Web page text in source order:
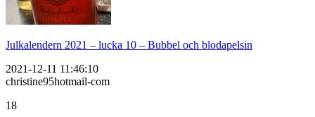
Julkalendern 2021 – lucka 10 – Bubbel och blodapelsin
2021-12-11 11:46:10
christine95hotmail-com
18